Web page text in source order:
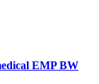
EMP BW